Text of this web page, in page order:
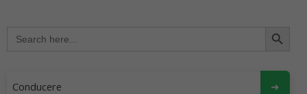
for:
Conducere